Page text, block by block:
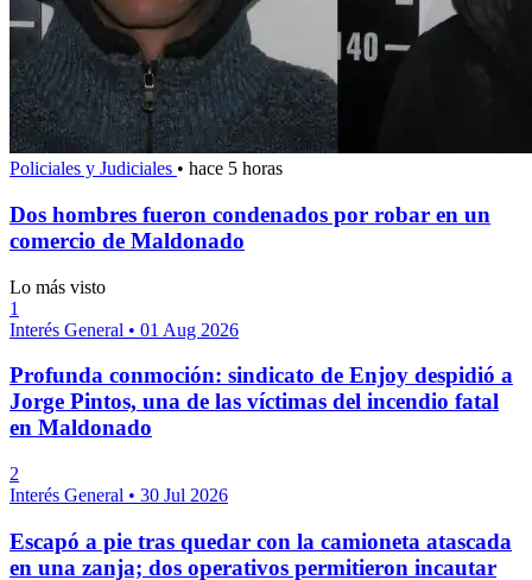
Policiales y Judiciales • hace 5 horas
Dos hombres fueron condenados por robar en un
comercio de Maldonado
Lo más visto
1
Interés General • 01 Aug 2026
Profunda conmoción: sindicato de Enjoy despidió a
Jorge Pintos, una de las víctimas del incendio fatal
en Maldonado
2
Interés General • 30 Jul 2026
Escapó a pie tras quedar con la camioneta atascada
en una zanja; dos operativos permitieron incautar